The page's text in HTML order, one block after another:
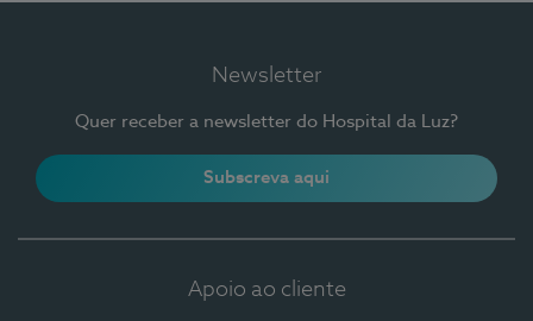
Newsletter
Quer receber a newsletter do Hospital da Luz?
Subscreva aqui
Apoio ao cliente